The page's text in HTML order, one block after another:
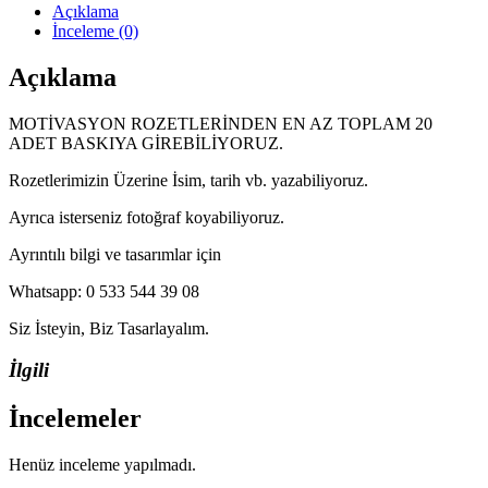
Açıklama
İnceleme (0)
Açıklama
MOTİVASYON ROZETLERİNDEN EN AZ TOPLAM 20
ADET BASKIYA GİREBİLİYORUZ.
Rozetlerimizin Üzerine İsim, tarih vb. yazabiliyoruz.
Ayrıca isterseniz fotoğraf koyabiliyoruz.
Ayrıntılı bilgi ve tasarımlar için
Whatsapp: 0 533 544 39 08
Siz İsteyin, Biz Tasarlayalım.
İlgili
İncelemeler
Henüz inceleme yapılmadı.